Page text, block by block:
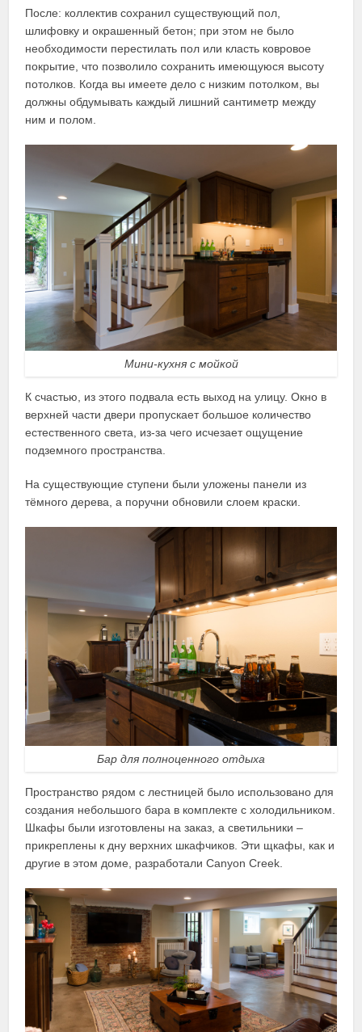
После: коллектив сохранил существующий пол,
шлифовку и окрашенный бетон; при этом не было
необходимости перестилать пол или класть ковровое
покрытие, что позволило сохранить имеющуюся высоту
потолков. Когда вы имеете дело с низким потолком, вы
должны обдумывать каждый лишний сантиметр между
ним и полом.
Мини-кухня с мойкой
К счастью, из этого подвала есть выход на улицу. Окно в
верхней части двери пропускает большое количество
естественного света, из-за чего исчезает ощущение
подземного пространства.
На существующие ступени были уложены панели из
тёмного дерева, а поручни обновили слоем краски.
Бар для полноценного отдыха
Пространство рядом с лестницей было использовано для
создания небольшого бара в комплекте с холодильником.
Шкафы были изготовлены на заказ, а светильники –
прикреплены к дну верхних шкафчиков. Эти щкафы, как и
другие в этом доме, разработали Canyon Creek.